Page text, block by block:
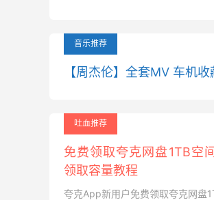
音乐推荐
【周杰伦】全套MV 车机收
吐血推荐
免费领取夸克网盘1TB空
领取容量教程
夸克App新用户免费领取夸克网盘